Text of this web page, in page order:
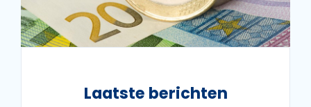
Laatste berichten